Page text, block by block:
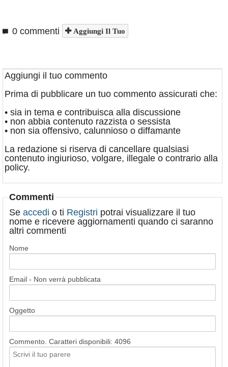
0 commenti Aggiungi Il Tuo
Aggiungi il tuo commento
Prima di pubblicare un tuo commento assicurati che:
• sia in tema e contribuisca alla discussione
• non abbia contenuto razzista o sessista
• non sia offensivo, calunnioso o diffamante
La redazione si riserva di cancellare qualsiasi
contenuto ingiurioso, volgare, illegale o contrario alla
policy.
Commenti
Se accedi o ti Registri potrai visualizzare il tuo
nome e ricevere aggiornamenti quando ci saranno
altri commenti
Nome
Email - Non verrà pubblicata
Oggetto
Commento. Caratteri disponibili: 4096